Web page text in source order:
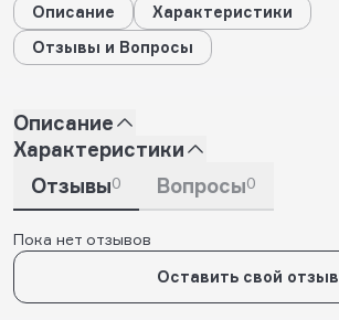
Описание
Характеристики
Отзывы и Вопросы
Описание
Характеристики
Отзывы0 Вопросы0
Пока нет отзывов
Оставить свой отзыв